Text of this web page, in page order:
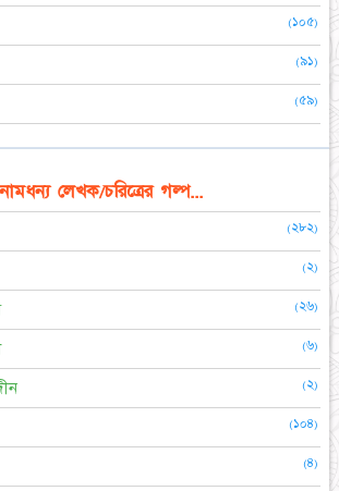
(১০৫)
(৯১)
(৫৯)
লেখক/চরিত্রের গল্প...
(২৮২)
(২)
(২৬)
(৬)
(২)
(১০৪)
(৪)